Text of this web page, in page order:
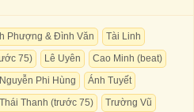
Phượng & Đình Văn
Tài Linh
75) Lê Uyên
Cao Minh (beat)
Nguyễn Phi Hùng
Ánh Tuyết
Thái Thanh (trước 75)
Trường Vũ